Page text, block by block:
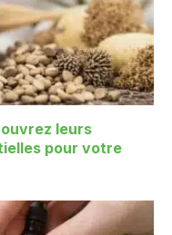
leurs
pour votre